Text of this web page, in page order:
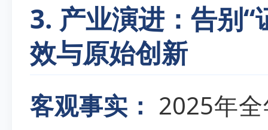
3. 产业演进：告别
效与原始创新
客观事实： 2025年